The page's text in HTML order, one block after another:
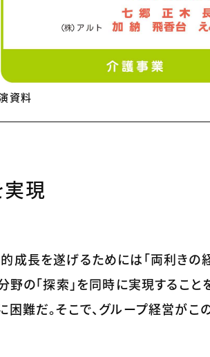
資料
現
成長を遂げるためには「両利きの
の「探索」を同時に実現すること
難だ。そこで、グループ経営がこ